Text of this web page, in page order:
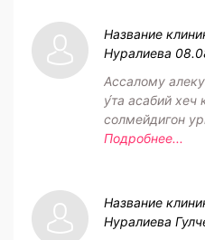
Название
Нуралиева
Ассалому
у́та асабий хеч
солмейдигон
Подробнее...
Название
Нуралиева